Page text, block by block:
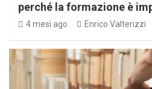
perché la formazione è
4 mesi ago Enrico Valterizzi